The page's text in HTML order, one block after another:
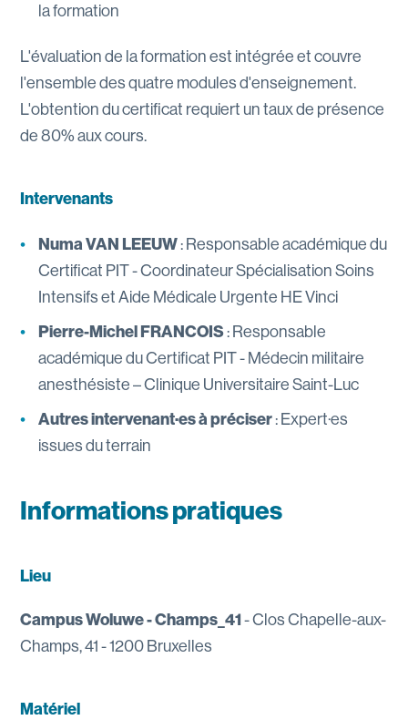
la formation
L'évaluation de la formation est intégrée et couvre
l'ensemble des quatre modules d'enseignement.
L'obtention du certificat requiert un taux de présence
de 80% aux cours.
Intervenants
Numa VAN LEEUW: Responsable académique du
Certificat PIT - Coordinateur Spécialisation Soins
Intensifs et Aide Médicale Urgente HE Vinci
Pierre-Michel FRANCOIS: Responsable
académique du Certificat PIT - Médecin militaire
anesthésiste – Clinique Universitaire Saint-Luc
Autres intervenant·es à préciser: Expert·es
issues du terrain
Informations pratiques
Lieu
Campus Woluwe - Champs_41- Clos Chapelle-aux-
Champs, 41 - 1200 Bruxelles
Matériel